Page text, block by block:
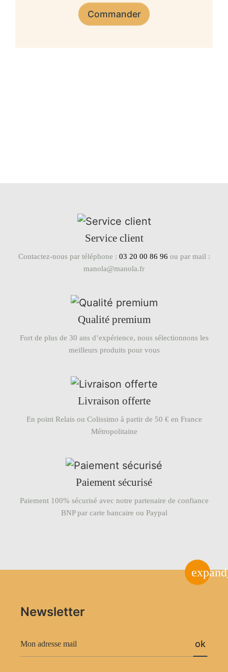
Commander
Service client
Contactez-nous par téléphone : 03 20 00 86 96 ou par mail :
manola@manola.fr
Qualité premium
Fort de plus de 30 ans d’expérience, nous sélectionnons les
meilleurs produits pour vous
Livraison offerte
En point Relais ou Colissimo à partir de 50 € en France
Métropolitaine
Paiement sécurisé
Paiement 100% sécurisé avec notre partenaire de confiance
BNP par carte bancaire ou Paypal
Newsletter
ok